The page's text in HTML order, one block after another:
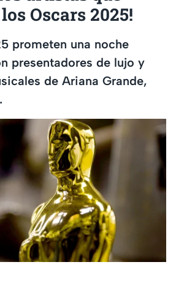
Oscars 2025!
prometen una noche
presentadores de lujo y
de Ariana Grande,